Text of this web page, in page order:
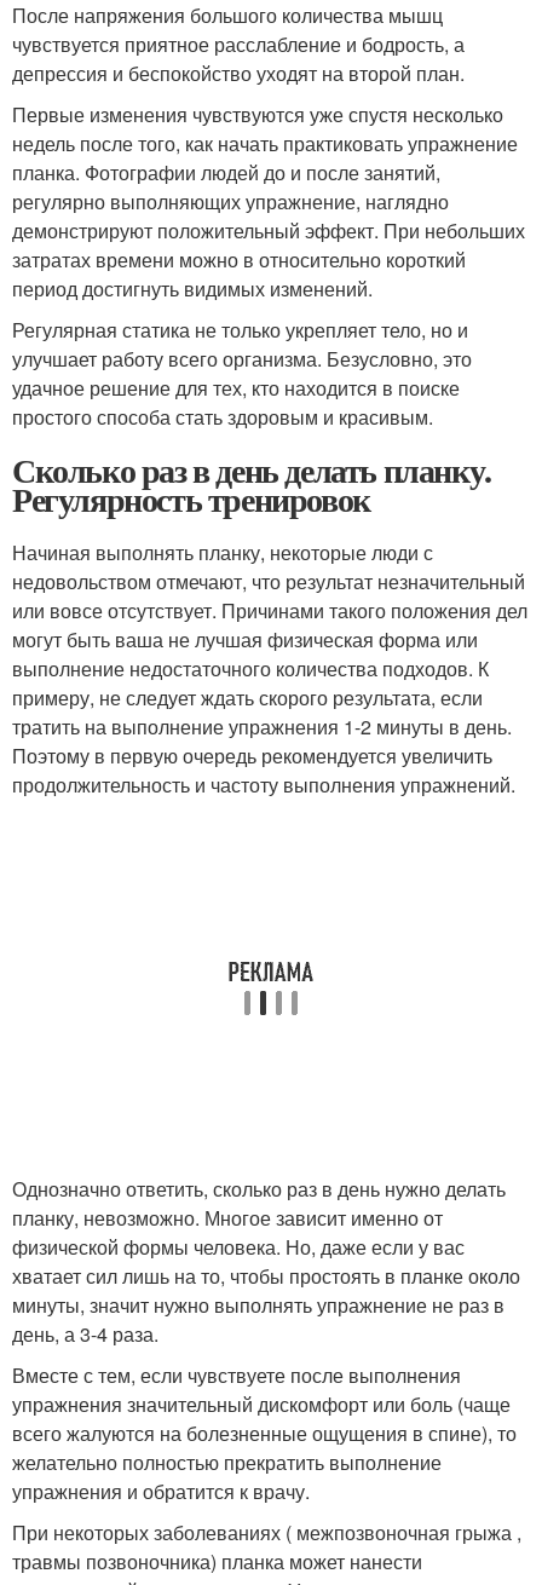
После напряжения большого количества мышц
чувствуется приятное расслабление и бодрость, а
депрессия и беспокойство уходят на второй план.
Первые изменения чувствуются уже спустя несколько
недель после того, как начать практиковать упражнение
планка. Фотографии людей до и после занятий,
регулярно выполняющих упражнение, наглядно
демонстрируют положительный эффект. При небольших
затратах времени можно в относительно короткий
период достигнуть видимых изменений.
Регулярная статика не только укрепляет тело, но и
улучшает работу всего организма. Безусловно, это
удачное решение для тех, кто находится в поиске
простого способа стать здоровым и красивым.
Сколько раз в день делать планку.
Регулярность тренировок
Начиная выполнять планку, некоторые люди с
недовольством отмечают, что результат незначительный
или вовсе отсутствует. Причинами такого положения дел
могут быть ваша не лучшая физическая форма или
выполнение недостаточного количества подходов. К
примеру, не следует ждать скорого результата, если
тратить на выполнение упражнения 1-2 минуты в день.
Поэтому в первую очередь рекомендуется увеличить
продолжительность и частоту выполнения упражнений.
Однозначно ответить, сколько раз в день нужно делать
планку, невозможно. Многое зависит именно от
физической формы человека. Но, даже если у вас
хватает сил лишь на то, чтобы простоять в планке около
минуты, значит нужно выполнять упражнение не раз в
день, а 3-4 раза.
Вместе с тем, если чувствуете после выполнения
упражнения значительный дискомфорт или боль (чаще
всего жалуются на болезненные ощущения в спине), то
желательно полностью прекратить выполнение
упражнения и обратится к врачу.
При некоторых заболеваниях ( межпозвоночная грыжа ,
травмы позвоночника) планка может нанести